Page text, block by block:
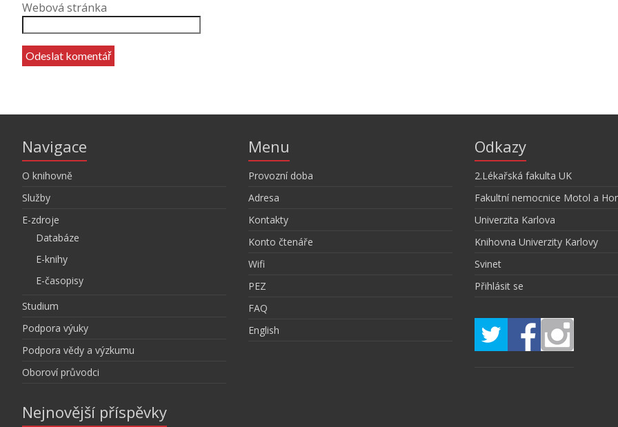
Webová stránka
Navigace
O knihovně
Služby
E-zdroje
Databáze
E-knihy
E-časopisy
Studium
Podpora výuky
Podpora vědy a výzkumu
Oboroví průvodci
Nejnovější příspěvky
Menu
Provozní doba
Adresa
Kontakty
Konto čtenáře
Wifi
PEZ
FAQ
English
Odkazy
2.Lékařská fakulta UK
Fakultní nemocnice Motol a
Univerzita Karlova
Knihovna Univerzity Karlovy
Svinet
Přihlásit se